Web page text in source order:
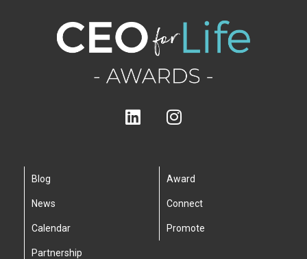
Blog
News
Calendar
Partnership
Award
Connect
Promote